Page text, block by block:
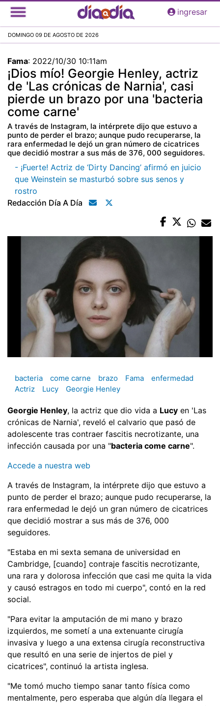
Pasar
al
principal
ingresar
DOMINGO 09 DE AGOSTO DE 2026
Fama: 2022/10/30 10:11am
¡Dios mío! Georgie Henley, actriz
de 'Las crónicas de Narnia', casi
pierde un brazo por una 'bacteria
come carne'
A través de Instagram, la intérprete dijo que estuvo a
punto de perder el brazo; aunque pudo recuperarse, la
rara enfermedad le dejó un gran número de cicatrices
que decidió mostrar a sus más de 376, 000 seguidores.
- ¡Fuerte! Actriz de ‘Dirty Dancing’ afirmó en juicio
que Weinstein se masturbó sobre sus senos y
rostro
Redacción Día A Día
bacteria come carne brazo Fama
enfermedad
Actriz
Lucy Georgie Henley
Georgie Henley, la actriz que dio vida a Lucy en 'Las
crónicas de Narnia', reveló el calvario que pasó de
adolescente tras contraer fascitis necrotizante, una
infección causada por una "bacteria come carne".
Accede a nuestra web
A través de Instagram, la intérprete dijo que estuvo a
punto de perder el brazo; aunque pudo recuperarse, la
rara enfermedad le dejó un gran número de cicatrices
que decidió mostrar a sus más de 376, 000
seguidores.
"Estaba en mi sexta semana de universidad en
Cambridge, [cuando] contraje fascitis necrotizante,
una rara y dolorosa infección que casi me quita la vida
y causó estragos en todo mi cuerpo", contó en la red
social.
"Para evitar la amputación de mi mano y brazo
izquierdos, me sometí a una extenuante cirugía
invasiva y luego a una extensa cirugía reconstructiva
que resultó en una serie de injertos de piel y
cicatrices", continuó la artista inglesa.
"Me tomó mucho tiempo sanar tanto física como
mentalmente, pero esperaba que algún día llegara el